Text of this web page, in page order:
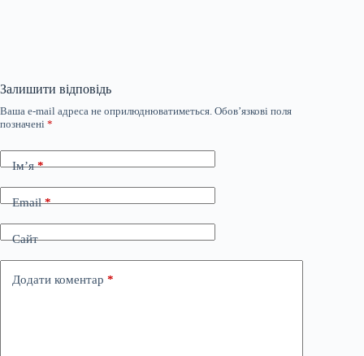
Залишити відповідь
Ваша e-mail адреса не оприлюднюватиметься. Обов’язкові поля
позначені *
Ім’я*
Email*
Сайт
Додати коментар *